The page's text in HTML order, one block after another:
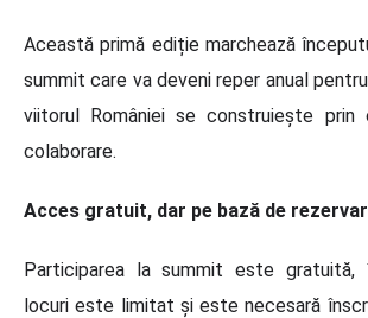
Această primă ediție marchează
summit care va deveni reper anual
viitorul României se construiește prin
colaborare.
Acces gratuit, dar pe bază de
Participarea la summit este gratuită,
locuri este limitat și este necesară